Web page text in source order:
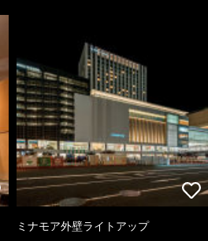
ミナモア外壁ライトアップ